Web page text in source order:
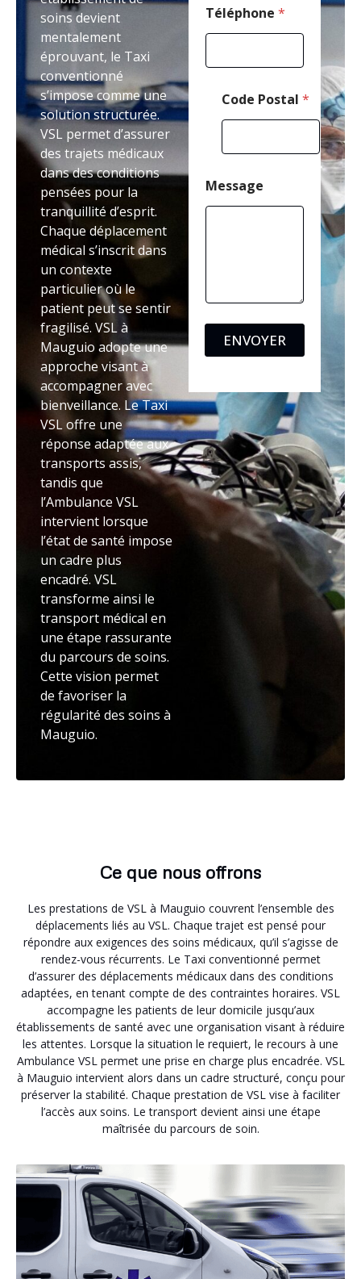
soins devient
mentalement
éprouvant, le Taxi
conventionné
s’impose comme une
solution structurée.
VSL permet d’assurer
des trajets médicaux
dans des conditions
pensées pour la
tranquillité d’esprit.
Chaque déplacement
médical s’inscrit dans
un contexte
particulier où le
patient peut se sentir
fragilisé. VSL à
Mauguio adopte une
approche visant à
accompagner avec
bienveillance. Le Taxi
VSL offre une
réponse adaptée aux
transports assis,
tandis que
l’Ambulance VSL
intervient lorsque
l’état de santé impose
un cadre plus
encadré. VSL
transforme ainsi le
transport médical en
une étape rassurante
du parcours de soins.
Cette vision permet
de favoriser la
régularité des soins à
Mauguio.
m
l
Téléphone *
Code Postal *
Message
ENVOYER
Ce que nous offrons
Les prestations de VSL à Mauguio couvrent l’ensemble des
déplacements liés au VSL. Chaque trajet est pensé pour
répondre aux exigences des soins médicaux, qu’il s’agisse de
rendez-vous récurrents. Le Taxi conventionné permet
d’assurer des déplacements médicaux dans des conditions
adaptées, en tenant compte de des contraintes horaires. VSL
accompagne les patients de leur domicile jusqu’aux
établissements de santé avec une organisation visant à réduire
les attentes. Lorsque la situation le requiert, le recours à une
Ambulance VSL permet une prise en charge plus encadrée. VSL
à Mauguio intervient alors dans un cadre structuré, conçu pour
préserver la stabilité. Chaque prestation de VSL vise à faciliter
l’accès aux soins. Le transport devient ainsi une étape
maîtrisée du parcours de soin.